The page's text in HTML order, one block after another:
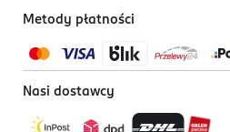
Metody płatności
Nasi dostawcy